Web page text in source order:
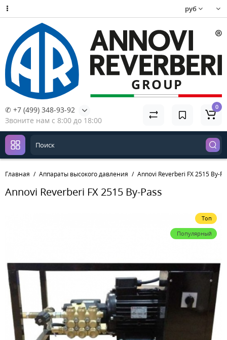
руб
✆ +7 (499) 348-93-92
Звоните нам с 8:00 до 18:00
0
Главная Аппараты высокого давления Annovi Reverberi FX 2515 By-
Annovi Reverberi FX 2515 By-Pass
Топ
Популярный